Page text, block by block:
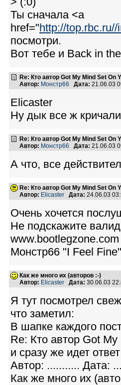
Ты сначала <a
href="http://
посмотри.
Вот тебе и Back in
Re: Кто автор Got My Mind Set On
Автор: Монстр66 Дата: 21.06.03
Elicaster
Ну дык все ж
Re: Кто автор Got My Mind Set On
Автор: Монстр66 Дата: 21.06.03
А что, все
Re: Кто автор Got My Mind Set On
Автор: Elicaster Дата: 24.06.03
Очень хочется
Не подскажите
Монстр66 "I Feel
Как же много их (авторов :-)
Автор: Elicaster Дата: 30.06.03
Я тут посмотрел
что заметил:
В шапке каждого
Re: Кто автор Got
и сразу же идет
Автор: ........... Дата:
Как же много их